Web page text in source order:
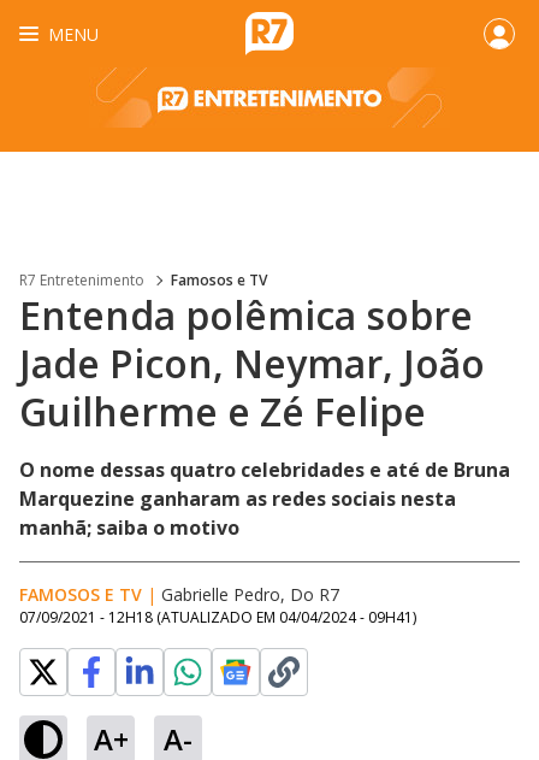
MENU
R7 Entretenimento Famosos e TV
Entenda polêmica sobre
Jade Picon, Neymar, João
Guilherme e Zé Felipe
O nome dessas quatro celebridades e até de Bruna
Marquezine ganharam as redes sociais nesta
manhã; saiba o motivo
FAMOSOS E TV | Gabrielle Pedro, Do R7
07/09/2021 - 12H18 (ATUALIZADO EM 04/04/2024 - 09H41)
A+ A-